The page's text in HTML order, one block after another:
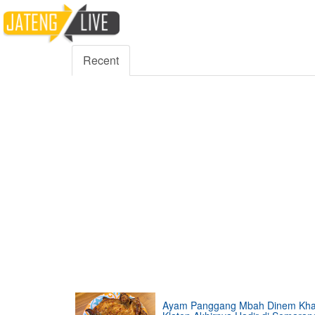
5000 Fans
Recent
Ayam Panggang Mbah Dinem